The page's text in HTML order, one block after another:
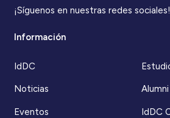
¡Síguenos en nuestras redes sociales!
Información
IdDC
Noticias
Eventos
Alumni
IdDC